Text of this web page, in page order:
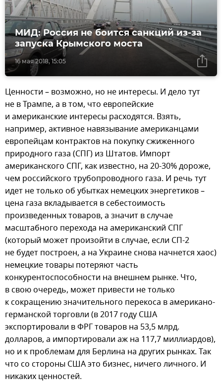
16 мая 2018, 15:05
МИД: Россия не боится санкций из-за
запуска Крымского моста
Ценности – возможно, но не интересы. И дело тут
не в Трампе, а в том, что европейские
и американские интересы расходятся. Взять,
например, активное навязывание американцами
европейцам контрактов на покупку сжиженного
природного газа (СПГ) из Штатов. Импорт
американского СПГ, как известно, на 20-30% дороже,
чем российского трубопроводного газа. И речь тут
идет не только об убытках немецких энергетиков –
цена газа вкладывается в себестоимость
произведенных товаров, а значит в случае
масштабного перехода на американский СПГ
(который может произойти в случае, если СП-2
не будет построен, а на Украине снова начнется хаос)
немецкие товары потеряют часть
конкурентоспособности на внешнем рынке. Что,
в свою очередь, может привести не только
к сокращению значительного перекоса в американо-
германской торговли (в 2017 году США
экспортировали в ФРГ товаров на 53,5 млрд.
долларов, а импортировали аж на 117,7 миллиардов),
но и к проблемам для Берлина на других рынках. Так
что со стороны США это бизнес, ничего личного. И
никаких ценностей.